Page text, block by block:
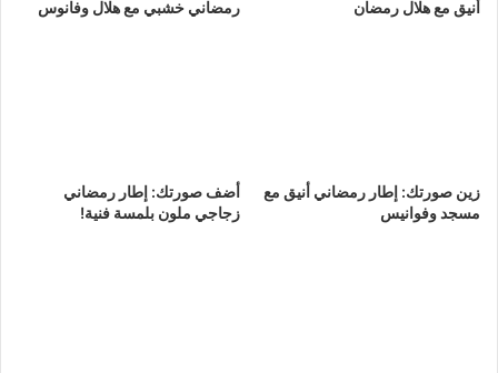
أنيق مع هلال رمضان
رمضاني خشبي مع هلال وفانوس
زين صورتك: إطار رمضاني أنيق مع
مسجد وفوانيس
أضف صورتك: إطار رمضاني
زجاجي ملون بلمسة فنية!